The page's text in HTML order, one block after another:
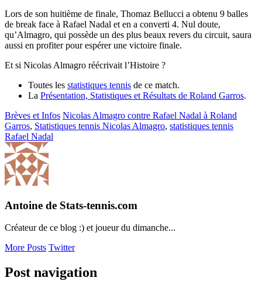
Lors de son huitième de finale, Thomaz Bellucci a obtenu 9 balles
de break face à Rafael Nadal et en a converti 4. Nul doute,
qu’Almagro, qui possède un des plus beaux revers du circuit, saura
aussi en profiter pour espérer une victoire finale.
Et si Nicolas Almagro réécrivait l’Histoire ?
Toutes les statistiques tennis de ce match.
La Présentation, Statistiques et Résultats de Roland Garros.
Brèves et Infos Nicolas Almagro contre Rafael Nadal à Roland
Garros, Statistiques tennis Nicolas Almagro, statistiques tennis
Rafael Nadal
Antoine de Stats-tennis.com
Créateur de ce blog :) et joueur du dimanche...
More Posts Twitter
Post navigation